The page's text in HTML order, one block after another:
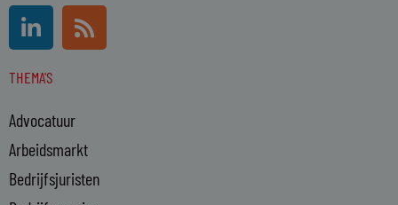
L
i
n
k
d
i
n
-
R
s
s
THEMA'S
Advocatuur
Arbeidsmarkt
Bedrijfsjuristen